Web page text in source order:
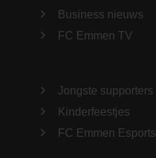
Business nieuws
FC Emmen TV
Jongste supporters
Kinderfeestjes
FC Emmen Esports